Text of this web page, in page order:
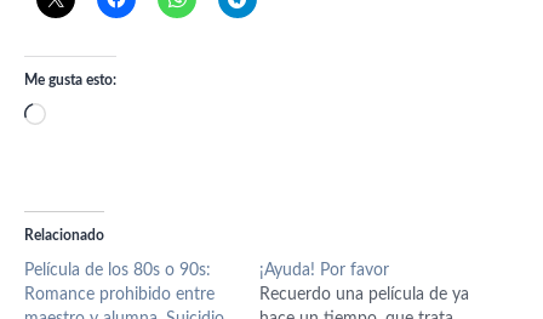
Me gusta esto:
Cargando...
Relacionado
Película de los 80s o 90s:
Romance prohibido entre
¡Ayuda! Por favor
Recuerdo una película de ya